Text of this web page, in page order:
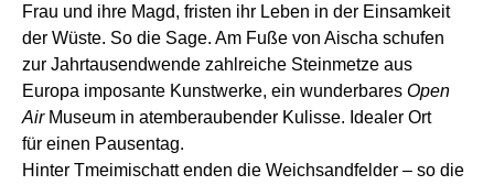
Frau und ihre Magd, fristen ihr Leben in der Einsamkeit
der Wüste. So die Sage. Am Fuße von Aischa schufen
zur Jahrtausendwende zahlreiche Steinmetze aus
Europa imposante Kunstwerke, ein wunderbares Open
Air Museum in atemberaubender Kulisse. dealer Ort
für einen Pausentag.
Hinter Tmeimischattenden die Weichsandfelder – so die